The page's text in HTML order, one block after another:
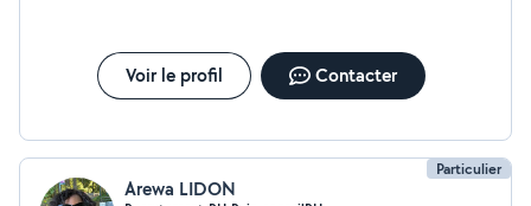
Voir le profil Contacter
Particulier
Arewa LIDON